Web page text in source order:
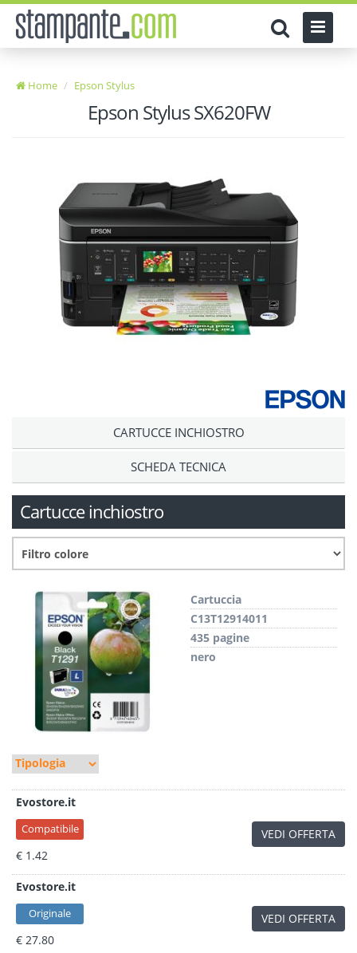
Home Epson Stylus
Epson Stylus SX620FW
CARTUCCE INCHIOSTRO
SCHEDA TECNICA
Cartucce inchiostro
Cartuccia
C13T12914011
435 pagine
nero
Evostore.it
Compatibile
€ 1.42
VEDI OFFERTA
Evostore.it
Originale
€ 27.80
VEDI OFFERTA